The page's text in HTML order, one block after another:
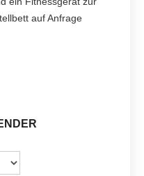
auf Anfrage